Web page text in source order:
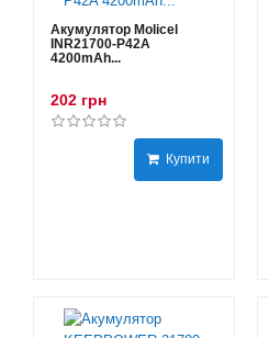
Акумулятор Molicel
INR21700-P42A
4200mAh...
202 грн
Купити